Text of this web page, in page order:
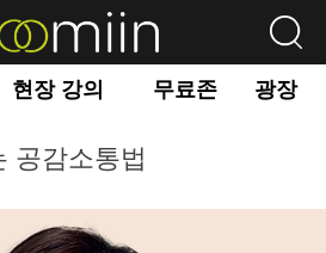
현장 강의 무료존 광장
공감소통법